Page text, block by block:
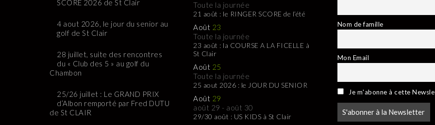
SCORE 2026 de St Clair
4 aout 2026, le jour du senior au
golf de St Clair
28 juillet, suite des rencontres
du « Club des 5 » au golf du
Chambon
25/26 juillet : Le GRAND PRIX
d’Albon remporté par Fred DUTU
de St CLAIR
Toute la journée
21 août : le RINGER SCORE de l’été
Août 23
Toute la journée
23 août : la COURSE A LA FICELLE à
St Clair
Août 25
Toute la journée
25 aout 2026 : le JOUR DU SENIOR
Août 29
août 29 - août 30
29/30 août : US KIDS à St Clair
Nom de famille
Mon Email
Je m'abonne à cette